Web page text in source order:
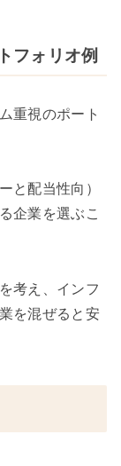
フォリオ例
重視のポート
と配当性向）
企業を選ぶこ
考え、インフ
を混ぜると安